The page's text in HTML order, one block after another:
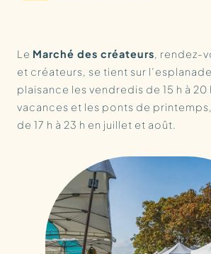
Le Marché des créateurs, rendez-
et créateurs, se tient sur
plaisance les vendredis de 15 h à
vacances et les ponts de
de 17 h à 23 h en juillet et août.